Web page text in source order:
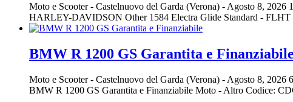
Moto e Scooter- Castelnuovo del Garda (Verona) - Agosto 8, 2026
HARLEY-DAVIDSON Other 1584 Electra Glide Standard -
BMW R 1200 GS Garantita e Finanziabile
Moto e Scooter- Castelnuovo del Garda (Verona) - Agosto 8, 2026
BMW R 1200 GS Garantita e Finanziabile Moto - Altro Codice: